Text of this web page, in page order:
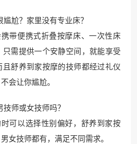
尬？家里没有专业床？
带便携式折叠按摩床、一次性床
需提供一个安静空间，就能享受
舒养到家按摩的技师都经过礼仪
会让你尴尬。
师或女技师吗？
可以选择性别偏好，舒养到家按
女技师都有，满足不同需求。